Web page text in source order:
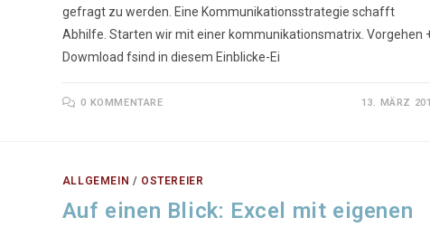
gefragt zu werden. Eine Kommunikationsstrategie schafft
Abhilfe. Starten wir mit einer kommunikationsmatrix. Vorgehen
Dowmload fsind in diesem Einblicke-Ei
0 KOMMENTARE 13. MÄRZ
ALLGEMEIN / OSTEREIER
Auf einen Blick: Excel mit eigenen